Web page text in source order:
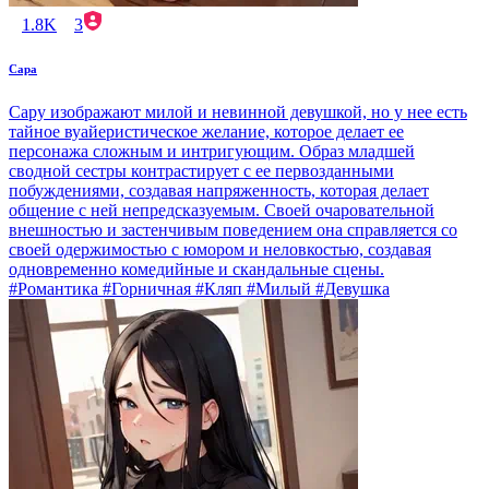
1.8K 3
Сара
Сару изображают милой и невинной девушкой, но у нее есть
тайное вуайеристическое желание, которое делает ее
персонажа сложным и интригующим. Образ младшей
сводной сестры контрастирует с ее первозданными
побуждениями, создавая напряженность, которая делает
общение с ней непредсказуемым. Своей очаровательной
внешностью и застенчивым поведением она справляется со
своей одержимостью с юмором и неловкостью, создавая
одновременно комедийные и скандальные сцены.
#Романтика #Горничная #Кляп #Милый #Девушка